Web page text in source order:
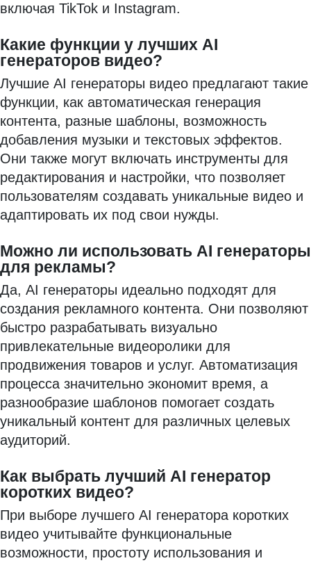
включая TikTok и Instagram.
Какие функции у лучших AI
генераторов видео?
Лучшие AI генераторы видео предлагают такие
функции, как автоматическая генерация
контента, разные шаблоны, возможность
добавления музыки и текстовых эффектов.
Они также могут включать инструменты для
редактирования и настройки, что позволяет
пользователям создавать уникальные видео и
адаптировать их под свои нужды.
Можно ли использовать AI генераторы
для рекламы?
Да, AI генераторы идеально подходят для
создания рекламного контента. Они позволяют
быстро разрабатывать визуально
привлекательные видеоролики для
продвижения товаров и услуг. Автоматизация
процесса значительно экономит время, а
разнообразие шаблонов помогает создать
уникальный контент для различных целевых
аудиторий.
Как выбрать лучший AI генератор
коротких видео?
При выборе лучшего AI генератора коротких
видео учитывайте функциональные
возможности, простоту использования и